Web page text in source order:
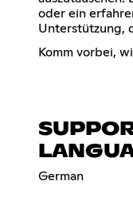
oder ein
Unterstützung,
Komm vorbei,
German